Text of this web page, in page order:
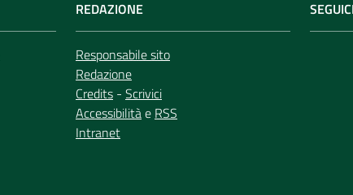
REDAZIONE
Responsabile sito
Redazione
Credits - Scrivici
Accessibilitàe RSS
Intranet